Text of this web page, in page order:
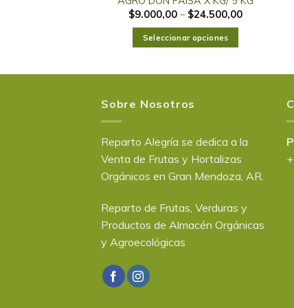
$9.000,00 – $24.500,00
Seleccionar opciones
Sobre Nosotros
Reparto Alegría se dedica a la
Venta de Frutas y Hortalizas
Orgánicos en Gran Mendoza, AR.
Reparto de Frutas, Verduras y
Productos de Almacén Orgánicas
y Agroecológicas